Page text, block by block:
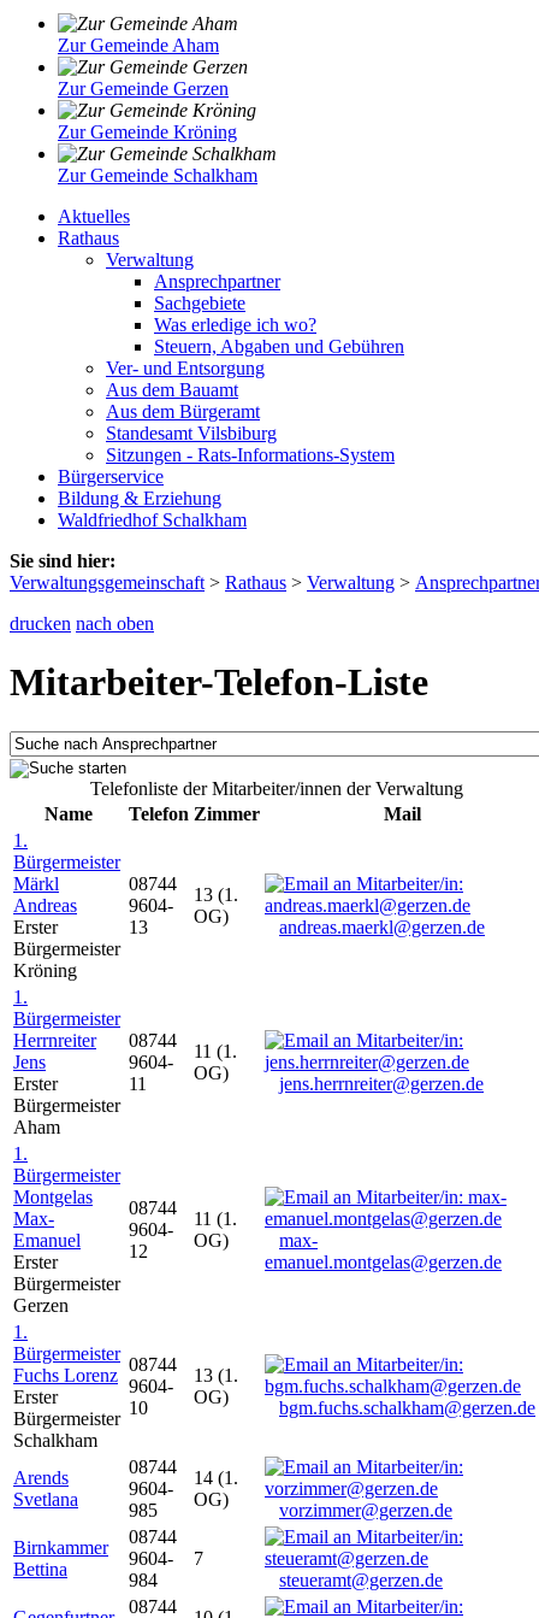
Zur Gemeinde Aham
Zur Gemeinde Gerzen
Zur Gemeinde Kröning
Zur Gemeinde Schalkham
Aktuelles
Rathaus
Verwaltung
Ansprechpartner
Sachgebiete
Was erledige ich wo?
Steuern, Abgaben und Gebühren
Ver- und Entsorgung
Aus dem Bauamt
Aus dem Bürgeramt
Standesamt Vilsbiburg
Sitzungen - Rats-Informations-System
Bürgerservice
Bildung & Erziehung
Waldfriedhof Schalkham
Sie sind hier:
Verwaltungsgemeinschaft > Rathaus > Verwaltung >
drucken nach oben
Mitarbeiter-Telefon-Liste
Telefonliste der Mitarbeiter/innen der Verwaltung
Name
Telefon Zimmer
Mail
1.
Bürgermeister
Märkl
Andreas
Erster
Bürgermeister
Kröning
08744
9604-
13
13 (1.
OG)
andreas.maerkl@gerzen.de
1.
Bürgermeister
Herrnreiter
Jens
Erster
Bürgermeister
Aham
08744
9604-
11
11 (1.
OG)
jens.herrnreiter@gerzen.de
1.
Bürgermeister
Montgelas
Max-
Emanuel
Erster
Bürgermeister
Gerzen
08744
9604-
12
11 (1.
OG)
max-
emanuel.montgelas@gerzen.de
1.
Bürgermeister
Fuchs Lorenz
Erster
Bürgermeister
Schalkham
08744
9604-
10
13 (1.
OG)
bgm.fuchs.schalkham@gerzen.de
Arends
Svetlana
08744
9604-
985
14 (1.
OG)
vorzimmer@gerzen.de
Birnkammer
Bettina
08744
9604-
984
7
steueramt@gerzen.de
08744